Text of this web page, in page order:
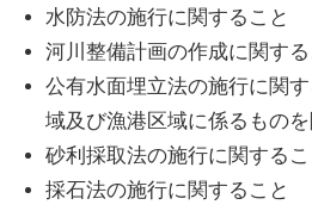
水防法の施行に関すること
河川整備計画の作成に関する
公有水面埋立法の施行に関
域及び漁港区域に係るものを
砂利採取法の施行に関するこ
採石法の施行に関すること